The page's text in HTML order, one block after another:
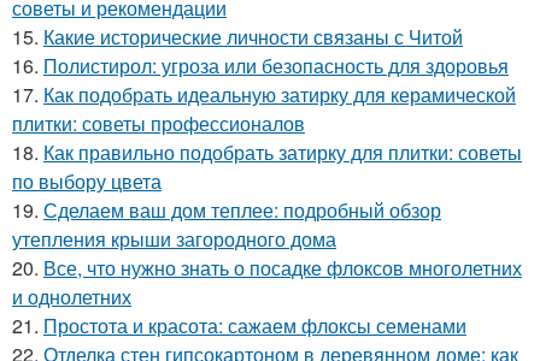
советы и рекомендации
15. Какие исторические личности связаны с Читой
16. Полистирол: угроза или безопасность для здоровья
17. Как подобрать идеальную затирку для керамической
плитки: советы профессионалов
18. Как правильно подобрать затирку для плитки: советы
по выбору цвета
19. Сделаем ваш дом теплее: подробный обзор
утепления крыши загородного дома
20. Все, что нужно знать о посадке флоксов многолетних
и однолетних
21. Простота и красота: сажаем флоксы семенами
22. Отделка стен гипсокартоном в деревянном доме: как